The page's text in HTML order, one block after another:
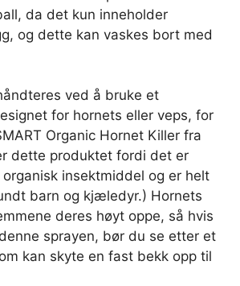
da det kun inneholder
og dette kan vaskes bort med
ved å bruke et
for hornets eller veps, for
Organic Hornet Killer fra
dette produktet fordi det er
organisk insektmiddel og er helt
barn og kjæledyr.) Hornets
deres høyt oppe, så hvis
sprayen, bør du se etter et
kan skyte en fast bekk opp til